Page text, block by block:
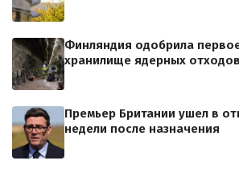
Финляндия одобрила
хранилище ядерных
Премьер Британии ушел в
недели после назначения